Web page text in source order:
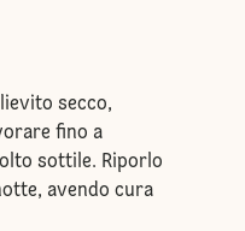
secco,
fino a
sottile. Riporlo
avendo cura